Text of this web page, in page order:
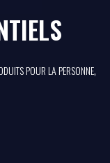
POUR LA PERSONNE,